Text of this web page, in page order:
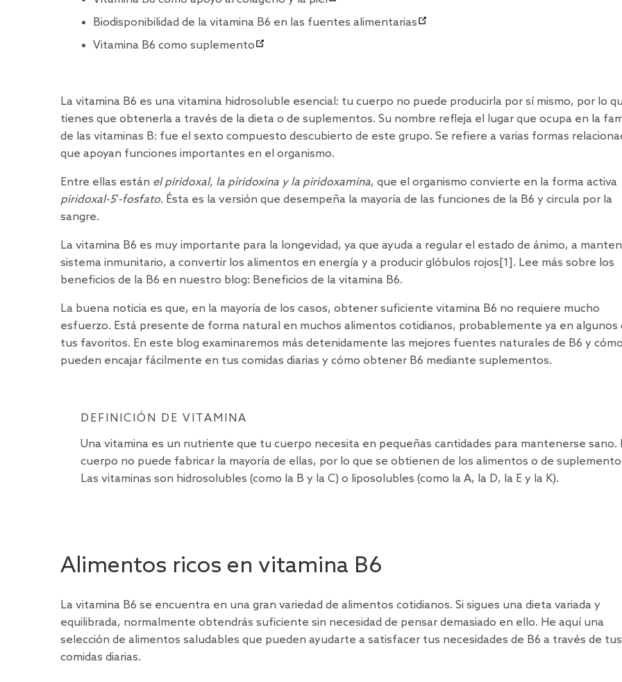
Biodisponibilidad de la vitamina B6 en las fuentes alimentarias
Vitamina B6 como suplemento
La vitamina B6 es una vitamina hidrosoluble esencial: tu cuerpo no puede producirla por sí mismo, por lo
tienes que obtenerla a través de la dieta o de suplementos. Su nombre refleja el lugar que ocupa en la
de las vitaminas B: fue el sexto compuesto descubierto de este grupo. Se refiere a varias formas
que apoyan funciones importantes en el organismo.
Entre ellas están el piridoxal, la piridoxina y la piridoxamina, que el organismo convierte en la forma activa
piridoxal-5′-fosfato. Ésta es la versión que desempeña la mayoría de las funciones de la B6 y circula por la
sangre.
La vitamina B6 es muy importante para la longevidad, ya que ayuda a regular el estado de ánimo, a
sistema inmunitario, a convertir los alimentos en energía y a producir glóbulos rojos [1]. Lee más sobre los
beneficios de la B6 en nuestro blog: Beneficios de la vitamina B6.
La buena noticia es que, en la mayoría de los casos, obtener suficiente vitamina B6 no requiere mucho
esfuerzo. Está presente de forma natural en muchos alimentos cotidianos, probablemente ya en algunos
tus favoritos. En este blog examinaremos más detenidamente las mejores fuentes naturales de B6 y cómo
pueden encajar fácilmente en tus comidas diarias y cómo obtener B6 mediante suplementos.
DEFINICIÓN DE VITAMINA
Una vitamina es un nutriente que tu cuerpo necesita en pequeñas cantidades para mantenerse sano.
cuerpo no puede fabricar la mayoría de ellas, por lo que se obtienen de los alimentos o de
Las vitaminas son hidrosolubles (como la B y la C) o liposolubles (como la A, la D, la E y la K).
Alimentos ricos en vitamina B6
La vitamina B6 se encuentra en una gran variedad de alimentos cotidianos. Si sigues una dieta variada y
equilibrada, normalmente obtendrás suficiente sin necesidad de pensar demasiado en ello. He aquí una
selección de alimentos saludables que pueden ayudarte a satisfacer tus necesidades de B6 a través de tus
comidas diarias.